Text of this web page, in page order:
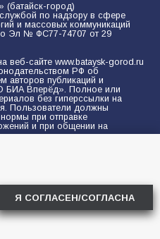
(батайск-город)
по надзору в сфере
и массовых коммуникаций
Эл № ФС77-74707 от 29
веб-сайте www.bataysk-gorod.ru
РФ об
авторов публикаций и
БИА Вперёд». Полное или
без гиперссылки на
Пользователи должны
при отправке
и при общении на
защиты информации
данных с помощью
top.mail.ru
Я СОГЛАСЕН/СОГЛАСНА